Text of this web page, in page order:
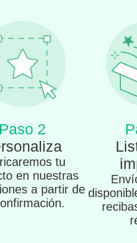
Paso 2
tu
en nuestras
a partir de